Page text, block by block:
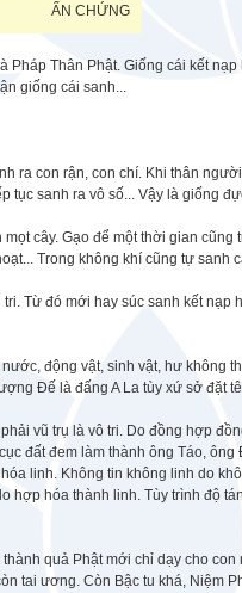
ẤN CHỨNG
Thân Phật. Giống cái kết
giống cái sanh...
ra con rận, con chí. Khi thân
tục sanh ra vô số... Vậy là giống
cây. Gạo để một thời gian cũng
Trong không khí cũng tự sanh
Từ đó mới hay súc sanh kết nạp
động vật, sinh vật, hư không
Đế là đấng A La tùy xứ sở đặt
vũ trụ là vô tri. Do đồng hợp
đất đem làm thành ông Táo, ông
linh. Không tin không linh do
hợp hóa thành linh. Tùy trình độ
quả Phật mới chỉ dạy cho
tai ương. Còn Bậc tu khá, Niệm